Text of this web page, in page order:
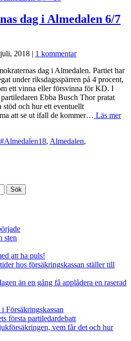
dag i Almedalen 6/7
2018 | 1 kommentar
dag i Almedalen. Partiet har
under riksdagsspärren på 4 procent,
ett vinna eller försvinna för KD. I
Ebba Busch Thor pratat
och hur ett eventuellt
att se ut ifall de kommer… Läs mer
#Almedalen18, Almedalen,
sten
att ha puls!
hos försäkringskassan ställer till
än en gång få applådera en raserad
Försäkringskassan
första partiledardebatt
vem får det och hur